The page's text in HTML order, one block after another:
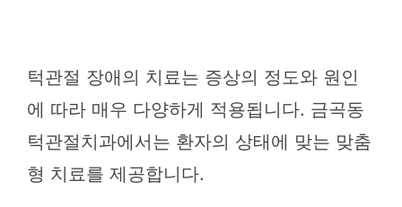
턱관절 장애의 치료는 증상의 정도와 원인
에 따라 매우 다양하게 적용됩니다. 금곡동
턱관절치과에서는 환자의 상태에 맞는 맞춤
형 치료를 제공합니다.